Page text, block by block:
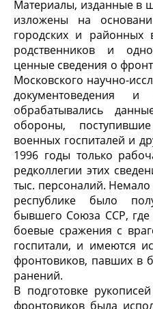
Материалы, изданные в
изложены на
городских и районных
родственников и
ценные сведения о
Московского научно-
документоведения
обрабатывались
обороны,
военных госпиталей и
1996 годы только
редколлегии этих
тыс. персоналий.
республике было
бывшего Союза ССР,
боевые сражения с
госпитали, и имеются
фронтовиков, павших в
ранений.
В подготовке
фронтовиков была